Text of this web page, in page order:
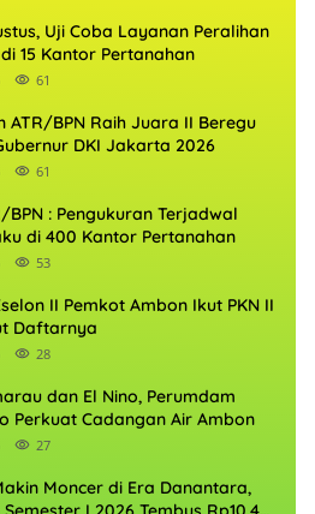
Uji Coba Layanan Peralihan
15 Kantor Pertanahan
61
ATR/BPN Raih Juara II Beregu
DKI Jakarta 2026
61
BPN : Pengukuran Terjadwal
di 400 Kantor Pertanahan
53
II Pemkot Ambon Ikut PKN II
Daftarnya
28
dan El Nino, Perumdam
Perkuat Cadangan Air Ambon
27
Moncer di Era Danantara,